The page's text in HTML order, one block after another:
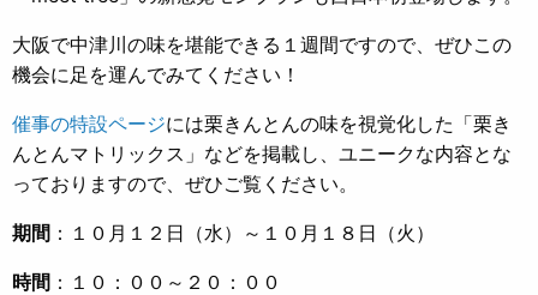
大阪で中津川の味を堪能できる１週間ですので、ぜひこの
機会に足を運んでみてください！
催事の特設ページには栗きんとんの味を視覚化した「栗き
んとんマトリックス」などを掲載し、ユニークな内容とな
っておりますので、ぜひご覧ください。
期間 ：１０月１２日（水）～１０月１８日（火）
時間 ：１０：００～２０：００